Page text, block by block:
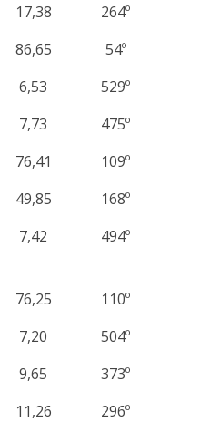
17,38
264º
86,65
54º
6,53
529º
7,73
475º
76,41
109º
49,85
168º
7,42 494º
76,25
110º
7,20
504º
9,65
373º
11,26
296º